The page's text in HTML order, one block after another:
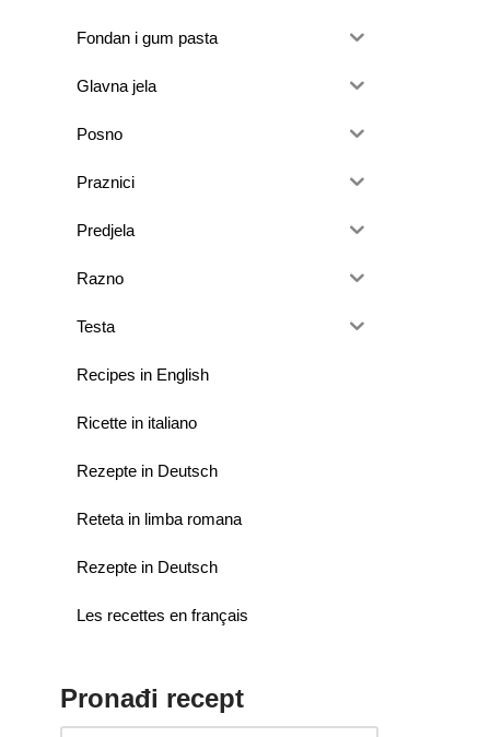
Fondan i gum pasta
Glavna jela
Posno
Praznici
Predjela
Razno
Testa
Recipes in English
Ricette in italiano
Rezepte in Deutsch
Reteta in limba romana
Rezepte in Deutsch
Les recettes en français
Pronađi recept